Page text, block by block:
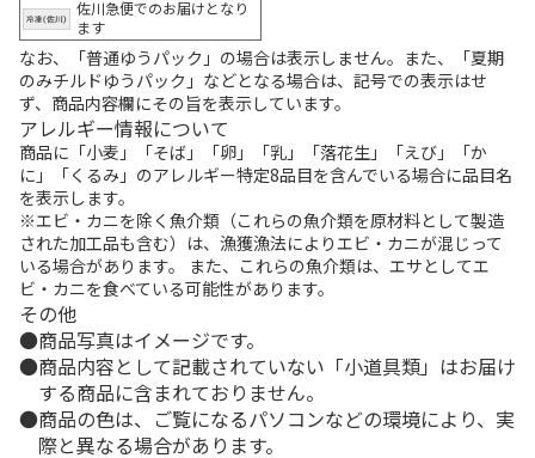
佐川急便でのお届けとなり
ます
なお、「普通ゆうパック」の場合は表示しません。また、「夏期
のみチルドゆうパック」などとなる場合は、記号での表示はせ
ず、商品内容欄にその旨を表示しています。
アレルギー情報について
商品に「小麦」「そば」「卵」「乳」「落花生」「えび」「か
に」「くるみ」のアレルギー特定8品目を含んでいる場合に品目名
を表示します。
※エビ・カニを除く魚介類（これらの魚介類を原材料として製造
された加工品も含む）は、漁獲漁法によりエビ・カニが混じって
いる場合があります。 また、これらの魚介類は、エサとしてエ
ビ・カニを食べている可能性があります。
その他
商品写真はイメージです。
商品内容として記載されていない「小道具類」はお届け
する商品に含まれておりません。
商品の色は、ご覧になるパソコンなどの環境により、実
際と異なる場合があります。